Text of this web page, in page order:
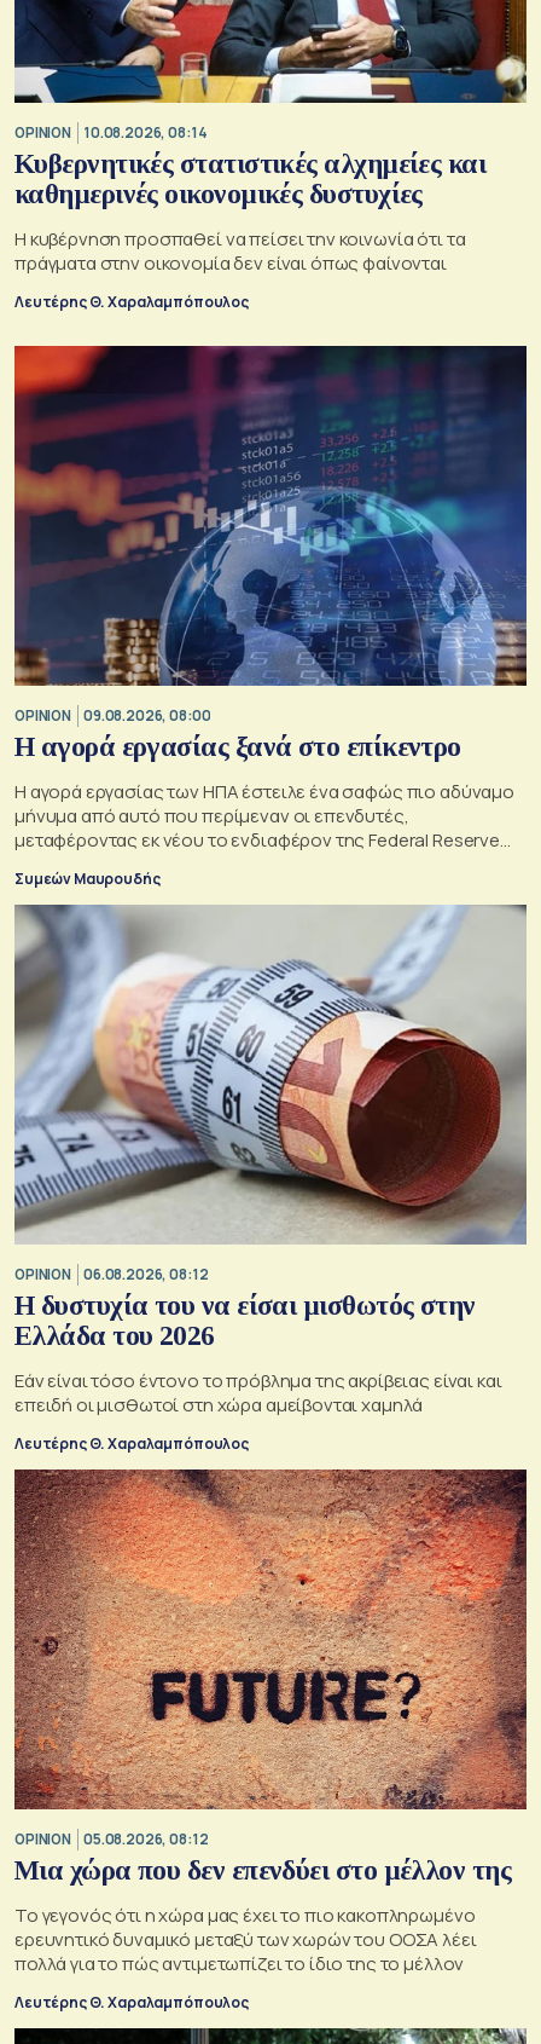
OPINION 10.08.2026, 08:14
Κυβερνητικές στατιστικές αλχημείες και
καθημερινές οικονομικές δυστυχίες
Η κυβέρνηση προσπαθεί να πείσει την κοινωνία ότι τα
πράγματα στην οικονομία δεν είναι όπως φαίνονται
Λευτέρης Θ. Χαραλαμπόπουλος
OPINION 09.08.2026, 08:00
Η αγορά εργασίας ξανά στο επίκεντρο
Η αγορά εργασίας των ΗΠΑ έστειλε ένα σαφώς πιο αδύναμο
μήνυμα από αυτό που περίμεναν οι επενδυτές,
μεταφέροντας εκ νέου το ενδιαφέρον της Federal Reserve
στη μέγιστη απασχόληση.
Συμεών Μαυρουδής
OPINION 06.08.2026, 08:12
Η δυστυχία του να είσαι μισθωτός στην
Ελλάδα του 2026
Εάν είναι τόσο έντονο το πρόβλημα της ακρίβειας είναι και
επειδή οι μισθωτοί στη χώρα αμείβονται χαμηλά
Λευτέρης Θ. Χαραλαμπόπουλος
OPINION 05.08.2026, 08:12
Μια χώρα που δεν επενδύει στο μέλλον της
Το γεγονός ότι η χώρα μας έχει το πιο κακοπληρωμένο
ερευνητικό δυναμικό μεταξύ των χωρών του ΟΟΣΑ λέει
πολλά για το πώς αντιμετωπίζει το ίδιο της το μέλλον
Λευτέρης Θ. Χαραλαμπόπουλος